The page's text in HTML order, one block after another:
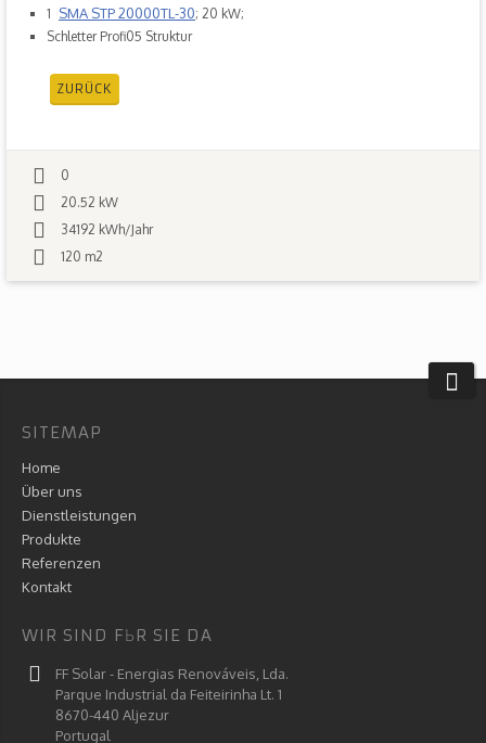
1 SMA STP 20000TL-30; 20 kW;
Schletter Profi05 Struktur
ZURÜCK
0
20.52 kW
34192 kWh/Jahr
120 m2
SITEMAP
Home
Über uns
Dienstleistungen
Produkte
Referenzen
Kontakt
WIR SIND FЬR SIE DA
FF Solar - Energias Renováveis, Lda.
Parque Industrial da Feiteirinha Lt. 1
8670-440 Aljezur
Portugal